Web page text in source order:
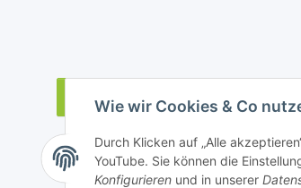
Wie wir Cookies & Co
Durch Klicken auf „Alle
YouTube. Sie können die
Konfigurieren und in unserer
Vertrag widerrufen